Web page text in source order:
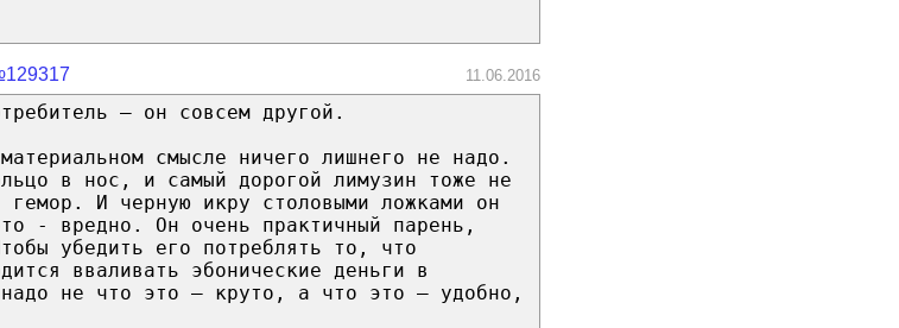
11.06.2016
– он совсем другой.
смысле ничего лишнего не надо.
в нос, и самый дорогой лимузин тоже не
И черную икру столовыми ложками он
- вредно. Он очень практичный парень,
убедить его потреблять то, что
вваливать эбонические деньги в
не что это – круто, а что это – удобно,